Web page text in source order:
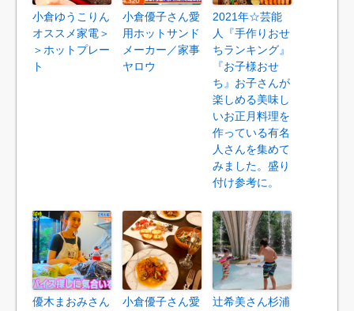
小倉ゆうこりん
オススメ家電＞
＞ホットプレー
ト
小倉優子さん愛
用ホットサンド
メーカー／家事
ヤロウ
2021年☆芸能
人『手作りおせ
ちランキング』
『お子様おせ
ち』お子さんが
楽しめる美味し
いお正月料理を
作っている有名
人さんを集めて
みました。盛り
付け参考に。
優木まおみさん
小倉優子さん愛
辻希美さん杉浦